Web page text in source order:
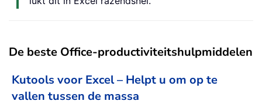
De beste Office-productiviteitshulpmiddelen
Kutools voor Excel – Helpt u om op te
vallen tussen de massa